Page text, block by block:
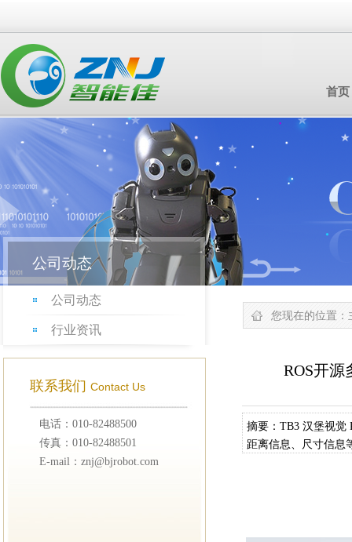
首页
公司动态
公司动态
行业资讯
联系我们 Contact Us
电话：010-82488500
传真：010-82488501
E-mail：znj@bjrobot.com
您现在的位置：
ROS开源
摘要：TB3 汉堡视觉
距离信息、尺寸信息